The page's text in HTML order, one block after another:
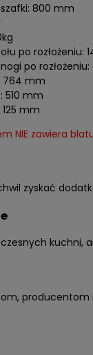
800 mm
po rozłożeniu:
po
764 mm
510 mm
mm
NIE zawiera
zyskać
kuchni,